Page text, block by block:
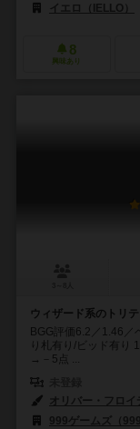
イエロ（IELLO）
8
興味あり
ウィザード系のトリ
BGG評価6.2／1.46／
り札有り/ビッド有り
→－5点 ...
オリバー・フロ
999ゲームズ（